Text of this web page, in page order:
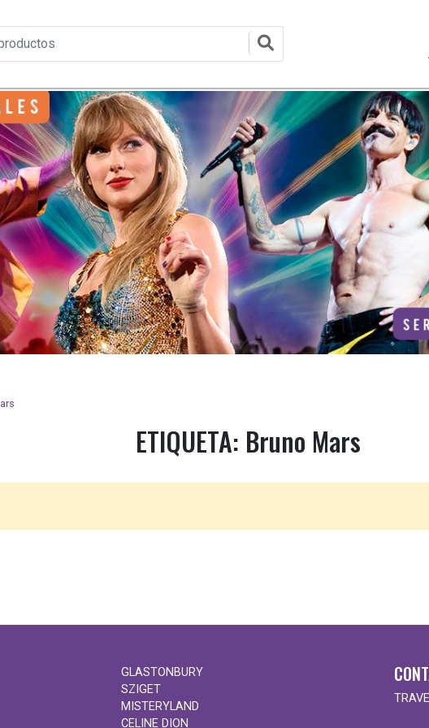
ETIQUETA: Bruno Mars
GLASTONBURY
SZIGET
MISTERYLAND
CELINE DION